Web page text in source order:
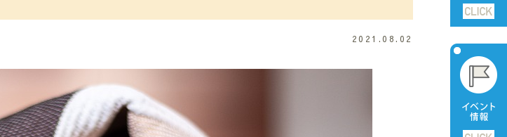
2021.08.02